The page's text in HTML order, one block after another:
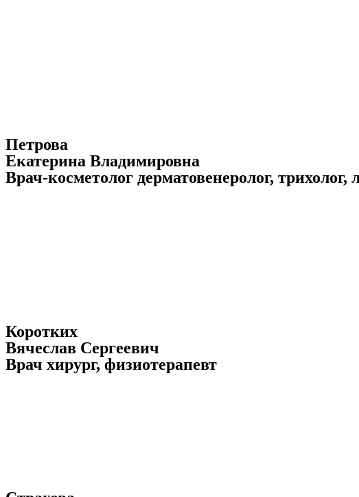
Петрова
Екатерина Владимировна
Врач-косметолог дерматовенеролог, трихолог,
Коротких
Вячеслав Сергеевич
Врач хирург, физиотерапевт